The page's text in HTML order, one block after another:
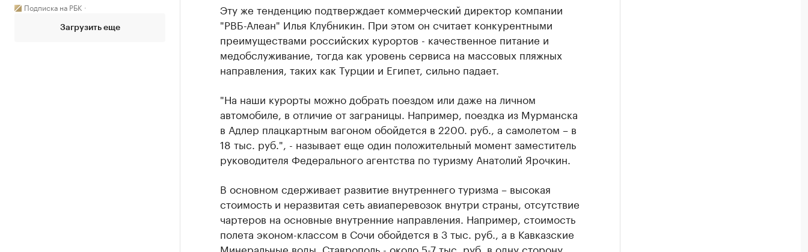
Подписка на РБК
Загрузить еще
Эту же тенденцию подтверждает коммерческий директор компании
"РВБ-Алеан" Илья Клубникин. При этом он считает конкурентными
преимуществами российских курортов - качественное питание и
медобслуживание, тогда как уровень сервиса на массовых пляжных
направления, таких как Турции и Египет, сильно падает.
"На наши курорты можно добрать поездом или даже на личном
автомобиле, в отличие от заграницы. Например, поездка из Мурманска
в Адлер плацкартным вагоном обойдется в 2200. руб., а самолетом – в
18 тыс. руб.", - называет еще один положительный момент заместитель
руководителя Федерального агентства по туризму Анатолий Ярочкин.
В основном сдерживает развитие внутреннего туризма – высокая
стоимость и неразвитая сеть авиаперевозок внутри страны, отсутствие
чартеров на основные внутренние направления. Например, стоимость
полета эконом-классом в Сочи обойдется в 3 тыс. руб., а в Кавказские
Минеральные воды, Ставрополь - около 5-7 тыс. руб. в одну сторону.